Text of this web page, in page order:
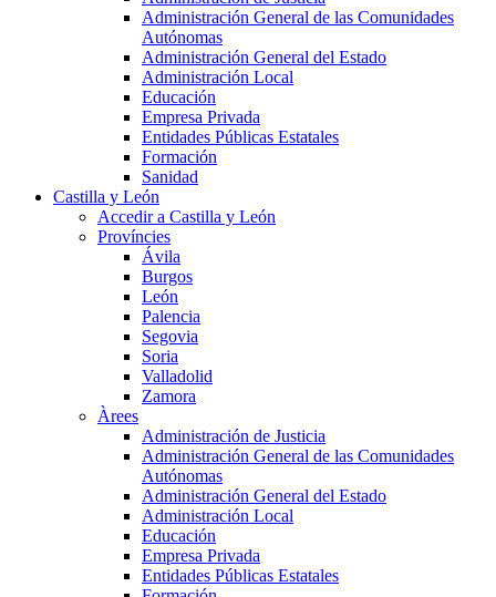
Administración General de las Comunidades
Autónomas
Administración General del Estado
Administración Local
Educación
Empresa Privada
Entidades Públicas Estatales
Formación
Sanidad
Castilla y León
Accedir a Castilla y León
Províncies
Ávila
Burgos
León
Palencia
Segovia
Soria
Valladolid
Zamora
Àrees
Administración de Justicia
Administración General de las Comunidades
Autónomas
Administración General del Estado
Administración Local
Educación
Empresa Privada
Entidades Públicas Estatales